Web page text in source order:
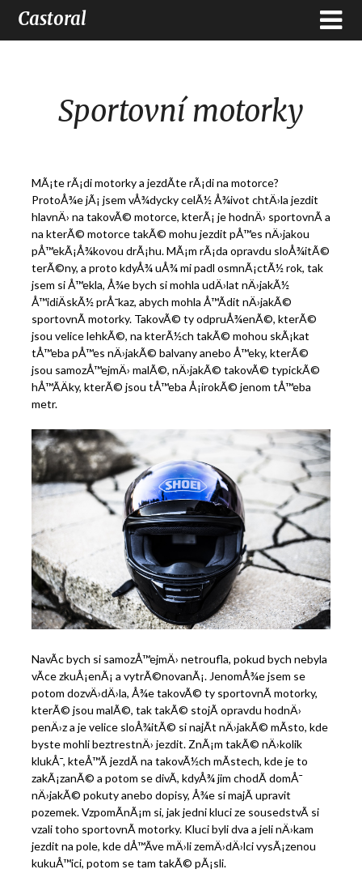
Castoral
Sportovní motorky
MÃ¡te rÃ¡di motorky a jezdÃ­te rÃ¡di na motorce?
ProtoÅ¾e jÃ¡ jsem vÅ¾dycky celÃ½ Å¾ivot chtÄ›la jezdit
hlavnÄ› na takovÃ© motorce, kterÃ¡ je hodnÄ› sportovnÃ­ a
na kterÃ© motorce takÃ© mohu jezdit pÅ™es nÄ›jakou
pÅ™ekÃ¡Å¾kovou drÃ¡hu. MÃ¡m rÃ¡da opravdu sloÅ¾itÃ©
terÃ©ny, a proto kdyÅ¾ uÅ¾ mi padl osmnÃ¡ctÃ½ rok, tak
jsem si Å™ekla, Å¾e bych si mohla udÄ›lat nÄ›jakÃ½
Å™idiÄskÃ½ prÅ¯kaz, abych mohla Å™Ã­dit nÄ›jakÃ©
sportovnÃ­ motorky. TakovÃ© ty odpruÅ¾enÃ©, kterÃ©
jsou velice lehkÃ©, na kterÃ½ch takÃ© mohou skÃ¡kat
tÅ™eba pÅ™es nÄ›jakÃ© balvany anebo Å™eky, kterÃ©
jsou samozÅ™ejmÄ› malÃ©, nÄ›jakÃ© takovÃ© typickÃ©
hÅ™Ã­Äky, kterÃ© jsou tÅ™eba Å¡irokÃ© jenom tÅ™eba
metr.
NavÃ­c bych si samozÅ™ejmÄ› netroufla, pokud bych nebyla
vÃ­ce zkuÅ¡enÃ¡ a vytrÃ©novanÃ¡. JenomÅ¾e jsem se
potom dozvÄ›dÄ›la, Å¾e takovÃ© ty sportovnÃ­ motorky,
kterÃ© jsou malÃ©, tak takÃ© stojÃ­ opravdu hodnÄ›
penÄ›z a je velice sloÅ¾itÃ© si najÃ­t nÄ›jakÃ© mÃ­sto, kde
byste mohli beztrestnÄ› jezdit. ZnÃ¡m takÃ© nÄ›kolik
klukÅ¯, kteÅ™Ã­ jezdÃ­ na takovÃ½ch mÃ­stech, kde je to
zakÃ¡zanÃ© a potom se divÃ­, kdyÅ¾ jim chodÃ­ domÅ¯
nÄ›jakÃ© pokuty anebo dopisy, Å¾e si majÃ­ upravit
pozemek. VzpomÃ­nÃ¡m si, jak jedni kluci ze sousedstvÃ­ si
vzali toho sportovnÃ­ motorky. Kluci byli dva a jeli nÄ›kam
jezdit na pole, kde dÅ™Ã­ve mÄ›li zemÄ›dÄ›lci vysÃ¡zenou
kukuÅ™ici, potom se tam takÃ© pÃ¡sli.